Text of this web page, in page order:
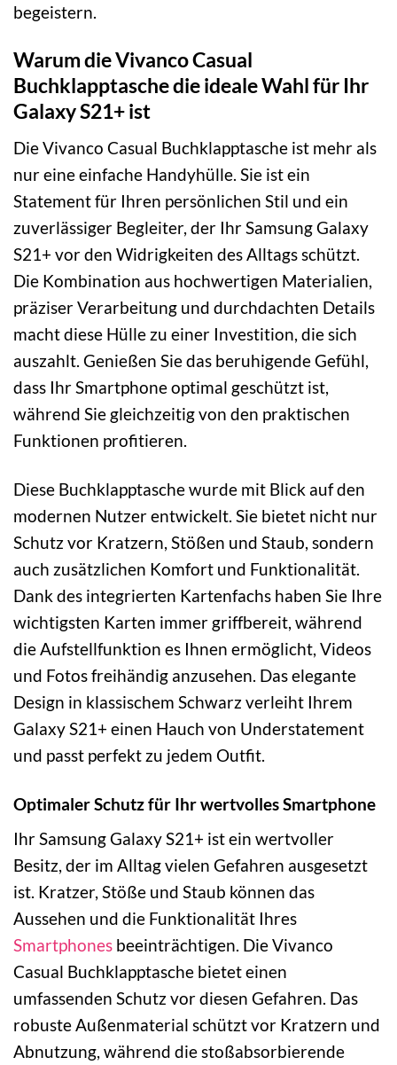
begeistern.
Warum die Vivanco Casual
Buchklapptasche die ideale Wahl für Ihr
Galaxy S21+ ist
Die Vivanco Casual Buchklapptasche ist mehr als
nur eine einfache Handyhülle. Sie ist ein
Statement für Ihren persönlichen Stil und ein
zuverlässiger Begleiter, der Ihr Samsung Galaxy
S21+ vor den Widrigkeiten des Alltags schützt.
Die Kombination aus hochwertigen Materialien,
präziser Verarbeitung und durchdachten Details
macht diese Hülle zu einer Investition, die sich
auszahlt. Genießen Sie das beruhigende Gefühl,
dass Ihr Smartphone optimal geschützt ist,
während Sie gleichzeitig von den praktischen
Funktionen profitieren.
Diese Buchklapptasche wurde mit Blick auf den
modernen Nutzer entwickelt. Sie bietet nicht nur
Schutz vor Kratzern, Stößen und Staub, sondern
auch zusätzlichen Komfort und Funktionalität.
Dank des integrierten Kartenfachs haben Sie Ihre
wichtigsten Karten immer griffbereit, während
die Aufstellfunktion es Ihnen ermöglicht, Videos
und Fotos freihändig anzusehen. Das elegante
Design in klassischem Schwarz verleiht Ihrem
Galaxy S21+ einen Hauch von Understatement
und passt perfekt zu jedem Outfit.
Optimaler Schutz für Ihr wertvolles Smartphone
Ihr Samsung Galaxy S21+ ist ein wertvoller
Besitz, der im Alltag vielen Gefahren ausgesetzt
ist. Kratzer, Stöße und Staub können das
Aussehen und die Funktionalität Ihres
Smartphones beeinträchtigen. Die Vivanco
Casual Buchklapptasche bietet einen
umfassenden Schutz vor diesen Gefahren. Das
robuste Außenmaterial schützt vor Kratzern und
Abnutzung, während die stoßabsorbierende